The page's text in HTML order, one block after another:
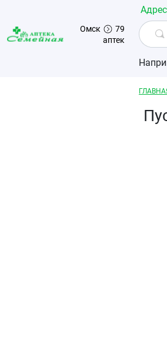
Перейти к основному содержанию
Омск
79
аптек